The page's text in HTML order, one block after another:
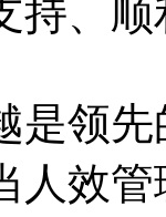
持、
是领
人效